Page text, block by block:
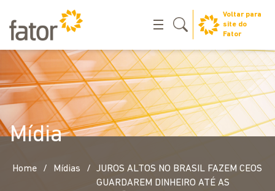
Voltar para
site do
Fator
Mídia
Home / Mídias /
JUROS ALTOS NO BRASIL FAZEM CEOS
GUARDAREM DINHEIRO ATÉ AS